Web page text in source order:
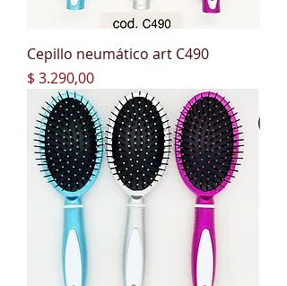
Cepillo neumático art C490
Precio
$ 3.290,00